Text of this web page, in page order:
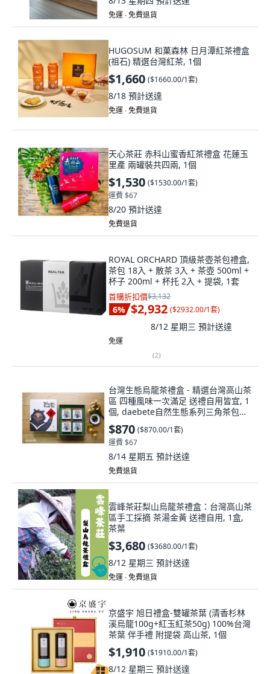
免運 ∙ 免費退貨
HUGOSUM 和菓森林 日月潭紅茶禮盒
(祖石) 精選台灣紅茶, 1個
$1,660 ($1660.00/1套)
8/18 預計送達
免運 ∙ 免費退貨
天心茶莊 赤科山蜜香紅茶禮盒 花蓮玉
里產 兩罐裝共四兩, 1個
$1,530 ($1530.00/1套)
運費 $67
8/20 預計送達
免費退貨
ROYAL ORCHARD 頂級茶壺茶包禮盒,
茶包 18入 + 散茶 3入 + 茶壺 500ml +
杯子 200ml + 杯托 2入 + 提袋, 1套
首購折扣價$3,132
6% $2,932 ($2932.00/1套)
8/12 星期三 預計送達
免運
(2)
台灣生態烏龍茶禮盒 - 精選台灣高山茶
區 四種風味一次滿足 送禮自用皆宜, 1
個, daebete自然生態系列三角茶包
(3g/6入*4盒) 禮盒內含： 綠烏龍/蜜烏
龍/紅烏龍/黑烏龍輕巧盒4入
$870 ($870.00/1套)
運費 $67
8/14 星期五 預計送達
免費退貨
雲峰茶莊梨山烏龍茶禮盒：台灣高山茶
區手工採摘 茶湯金黃 送禮自用, 1盒,
茶葉
$3,680 ($3680.00/1套)
8/12 星期三 預計送達
免運 ∙ 免費退貨
京盛宇 旭日禮盒-雙罐茶葉 (清香杉林
溪烏龍100g+紅玉紅茶50g) 100%台灣
茶葉 伴手禮 附提袋 高山茶, 1個
$1,910 ($1910.00/1套)
8/12 星期三 預計送達